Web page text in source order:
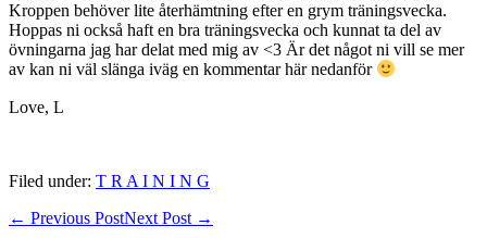
Kroppen behöver lite återhämtning efter en grym träningsvecka.
Hoppas ni också haft en bra träningsvecka och kunnat ta del av
övningarna jag har delat med mig av <3 Är det något ni vill se mer
av kan ni väl slänga iväg en kommentar här nedanför
Love, L
Filed under: T R A I N I N G
Post
← Previous PostNext Post →